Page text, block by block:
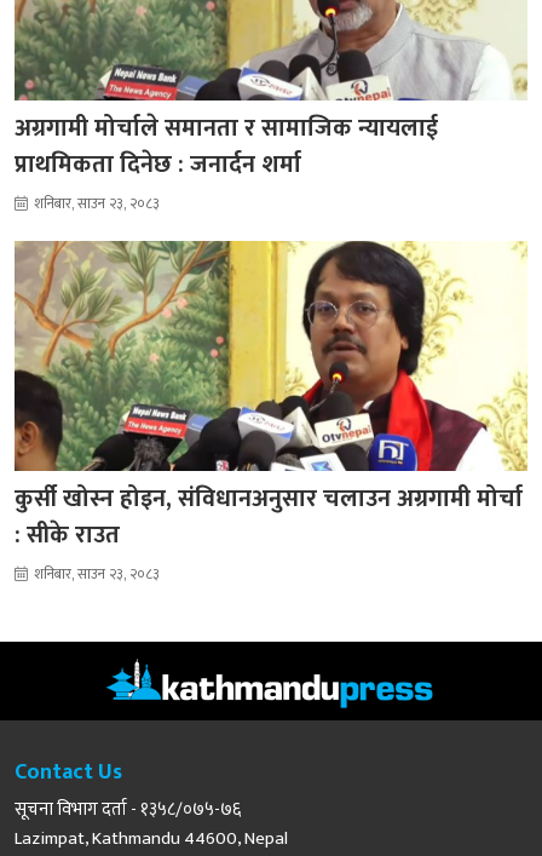
अग्रगामी मोर्चाले समानता र सामाजिक न्यायलाई
प्राथमिकता दिनेछ : जनार्दन शर्मा
शनिबार, साउन २३, २०८३
कुर्सी खोस्न होइन, संविधानअनुसार चलाउन अग्रगामी मोर्चा
: सीके राउत
शनिबार, साउन २३, २०८३
Contact Us
सूचना विभाग दर्ता - १३५८/०७५-७६
Lazimpat, Kathmandu 44600, Nepal